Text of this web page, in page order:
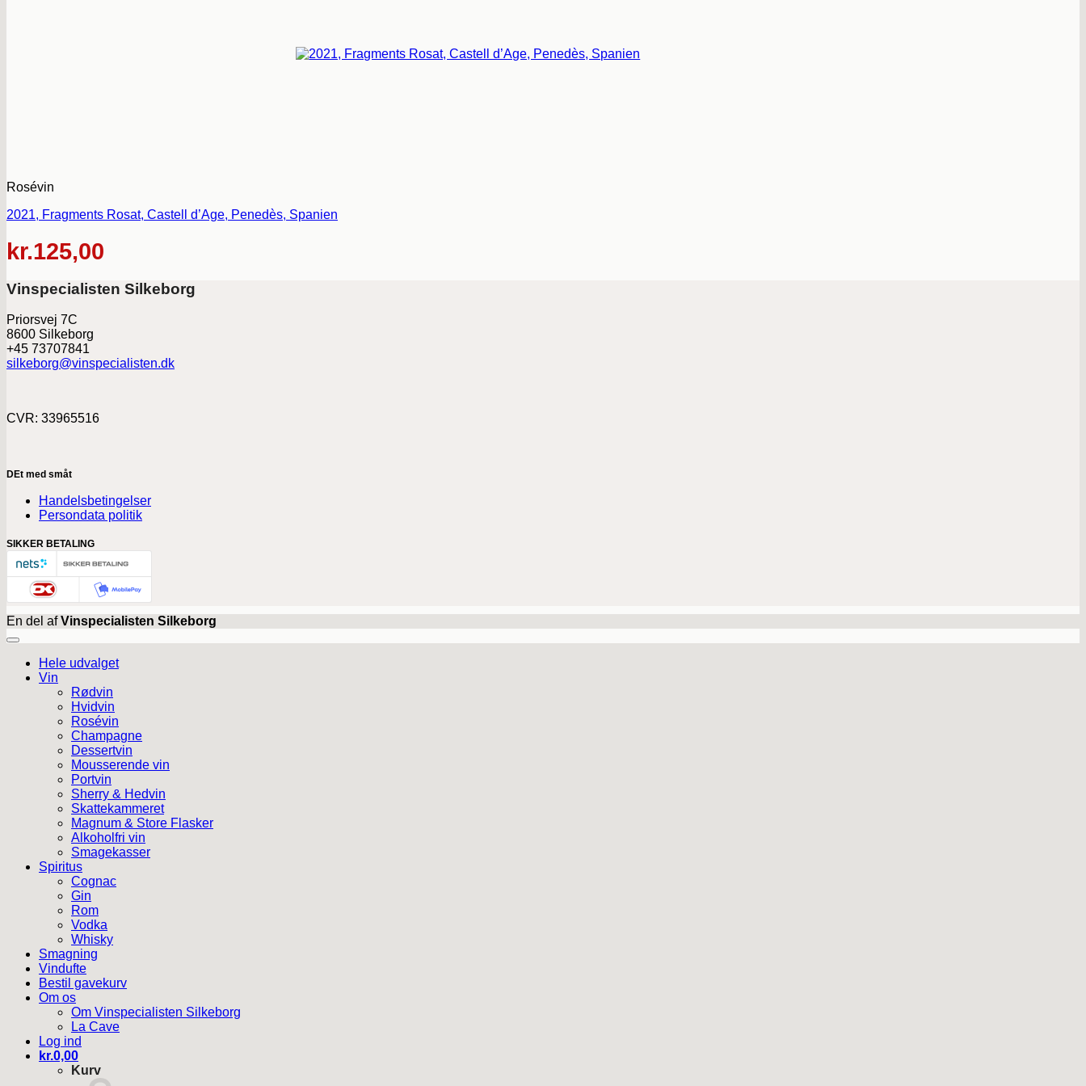
Rosévin
2021, Fragments Rosat, Castell d’Age, Penedès, Spanien
kr.125,00
Vinspecialisten Silkeborg
Priorsvej 7C
8600 Silkeborg
+45 73707841
silkeborg@vinspecialisten.dk
CVR: 33965516
DEt med småt
Handelsbetingelser
Persondata politik
SIKKER BETALING
En del afVinspecialisten Silkeborg
Hele udvalget
Vin
Rødvin
Hvidvin
Rosévin
Champagne
Dessertvin
Mousserende vin
Portvin
Sherry & Hedvin
Skattekammeret
Magnum & Store Flasker
Alkoholfri vin
Smagekasser
Spiritus
Cognac
Gin
Rom
Vodka
Whisky
Smagning
Vindufte
Bestil gavekurv
Om os
Om Vinspecialisten Silkeborg
La Cave
Log ind
kr.0,00
Kurv